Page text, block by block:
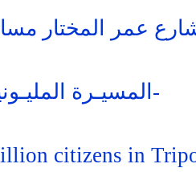
المسيـرة المليـونية في ليبيا 2011-6-
citizens in